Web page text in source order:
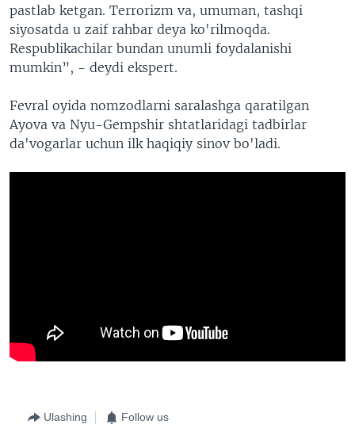
pastlab ketgan. Terrorizm va, umuman, tashqi
siyosatda u zaif rahbar deya ko'rilmoqda.
Respublikachilar bundan unumli foydalanishi
mumkin”, - deydi ekspert.
Fevral oyida nomzodlarni saralashga qaratilgan
Ayova va Nyu-Gempshir shtatlaridagi tadbirlar
da'vogarlar uchun ilk haqiqiy sinov bo'ladi.
Ulashing Follow us